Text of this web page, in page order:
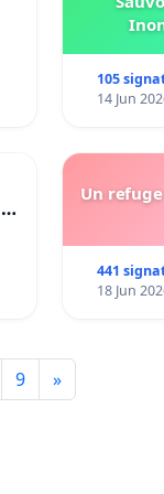
105
14 Jun
Un
441
18 Jun
9 »